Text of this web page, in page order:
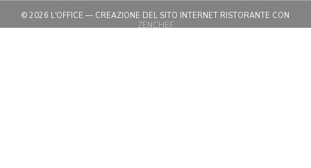
© 2026 L'OFFICE — CREAZIONE DEL SITO INTERNET RISTORANTE CON
ZENCHEF((APRE UNA NUOVA FINESTRA))